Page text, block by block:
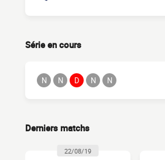
Série en cours
N N D N N
Derniers matchs
22/08/19